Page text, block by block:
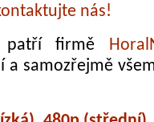
nás!
patří firmě
samozřejmě